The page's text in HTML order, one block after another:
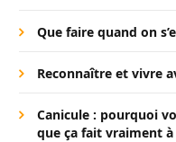
Que faire quand on
Reconnaître et vivre
Canicule : pourquoi
que ça fait vraiment